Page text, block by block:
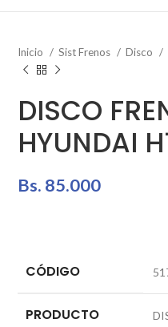
Inicio Sist Frenos Disco
DISCO
HYUNDAI
Bs. 85.000
CÓDIGO
PRODUCTO